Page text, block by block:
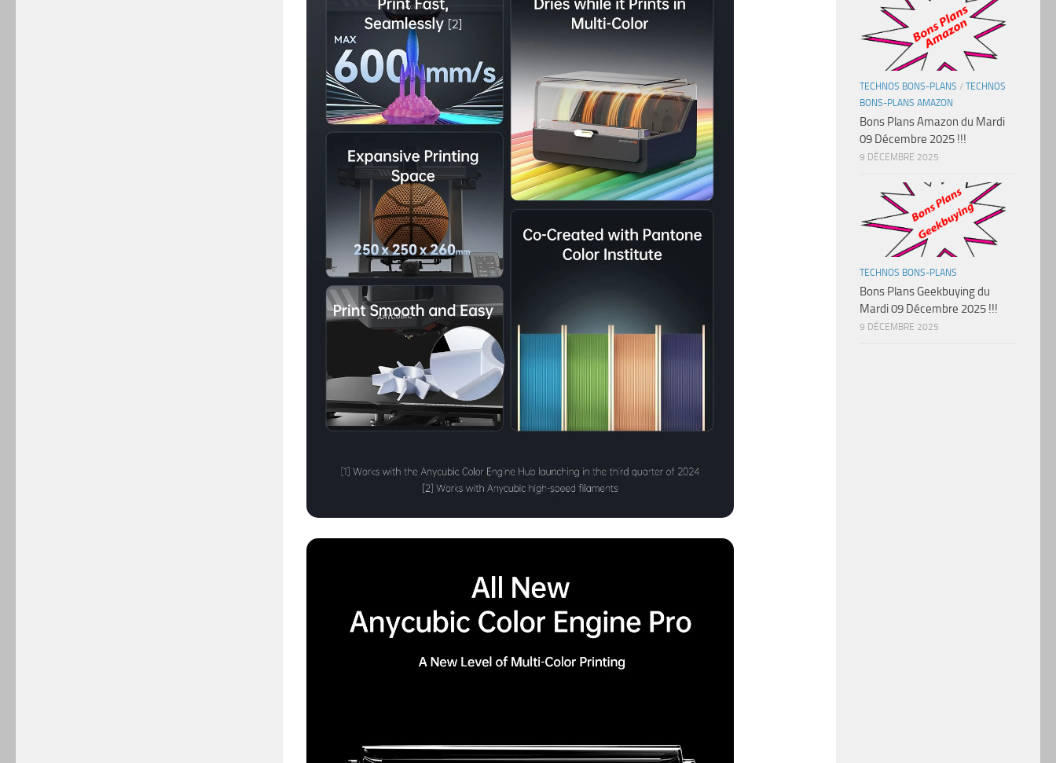
TECHNOS BONS-PLANS / TECHNOS
BONS-PLANS AMAZON
Bons Plans Amazon du Mardi
09 Décembre 2025 !!!
9 DÉCEMBRE 2025
TECHNOS BONS-PLANS
Bons Plans Geekbuying du
Mardi 09 Décembre 2025 !!!
9 DÉCEMBRE 2025